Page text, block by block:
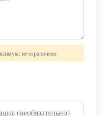
не ограничено